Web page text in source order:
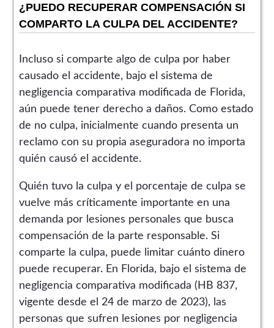
¿PUEDO RECUPERAR COMPENSACIÓN SI
COMPARTO LA CULPA DEL ACCIDENTE?
Incluso si comparte algo de culpa por haber
causado el accidente, bajo el sistema de
negligencia comparativa modificada de Florida,
aún puede tener derecho a daños. Como estado
de no culpa, inicialmente cuando presenta un
reclamo con su propia aseguradora no importa
quién causó el accidente.
Quién tuvo la culpa y el porcentaje de culpa se
vuelve más críticamente importante en una
demanda por lesiones personales que busca
compensación de la parte responsable. Si
comparte la culpa, puede limitar cuánto dinero
puede recuperar. En Florida, bajo el sistema de
negligencia comparativa modificada (HB 837,
vigente desde el 24 de marzo de 2023), las
personas que sufren lesiones por negligencia